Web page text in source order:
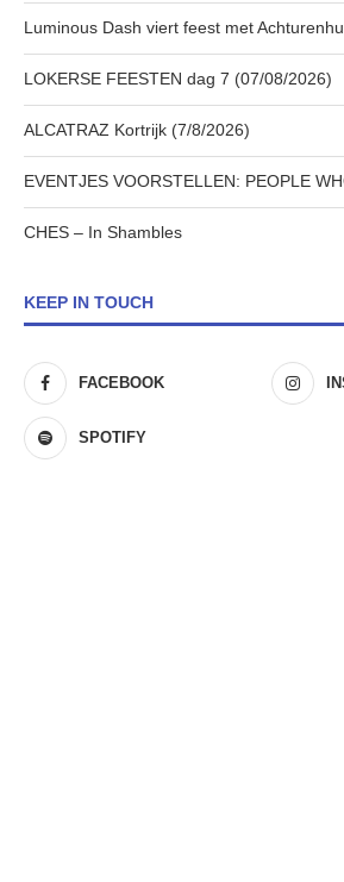
Luminous Dash viert feest met
LOKERSE FEESTEN dag 7 (07/08/2026)
ALCATRAZ Kortrijk (7/8/2026)
EVENTJES VOORSTELLEN: PEOPLE
CHES – In Shambles
KEEP IN TOUCH
FACEBOOK
SPOTIFY